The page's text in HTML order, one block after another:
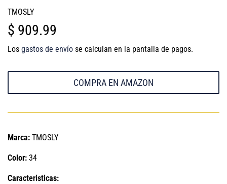
TMOSLY
$ 909.99
909.99
Los gastos de envío se calculan en la pantalla de pagos.
COMPRA EN AMAZON
Marca: TMOSLY
Color: 34
Caracteristicas: